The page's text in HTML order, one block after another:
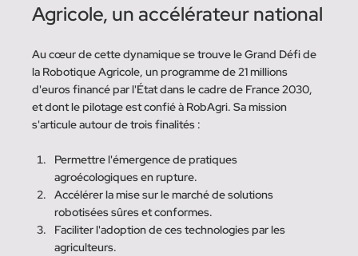
Agricole, un accélérateur national
Au cœur de cette dynamique se trouve le Grand Défi de
la Robotique Agricole, un programme de 21 millions
d'euros financé par l'État dans le cadre de France 2030,
et dont le pilotage est confié à RobAgri. Sa mission
s'articule autour de trois finalités :
Permettre l'émergence de pratiques
agroécologiques en rupture.
Accélérer la mise sur le marché de solutions
robotisées sûres et conformes.
Faciliter l'adoption de ces technologies par les
agriculteurs.